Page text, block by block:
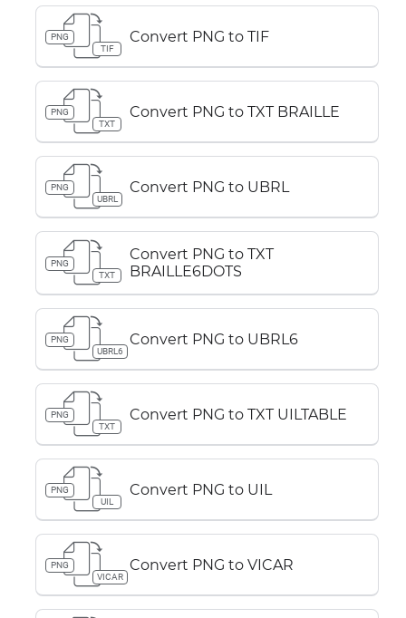
PNG
TIF
Convert PNG to TIF
PNG
TXT
Convert PNG to TXT BRAILLE
PNG
UBRL
Convert PNG to UBRL
PNG
TXT
Convert PNG to TXT
BRAILLE6DOTS
PNG
UBRL6
Convert PNG to UBRL6
PNG
TXT
Convert PNG to TXT UILTABLE
PNG
UIL
Convert PNG to UIL
PNG
VICAR
Convert PNG to VICAR